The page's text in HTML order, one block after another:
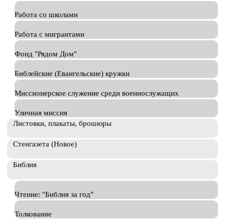
Работа со школами
Работа с мигрантами
Фонд "Рядом Дом"
Библейские (Евангельские) кружки
Миссионерское служение среди военнослужащих
Уличная миссия
Листовки, плакаты, брошюры
Стенгазета (Новое)
Библия
Чтение: "Библия за год"
Толкование